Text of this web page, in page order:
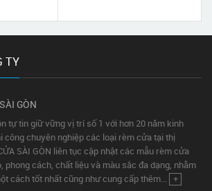
TY
GÒN
tự tin giữ vững vị trí số 1 với hơn 20 năm kinh
công chuyên nghiệp các loại rèm cửa tại thị
SÀI GÒN liên tục cập nhật các mẫu rèm cửa
phong cách, chất liệu và màu sắc đa dạng, nhằm
cách tốt nhất cũng như cung cấp thêm... +